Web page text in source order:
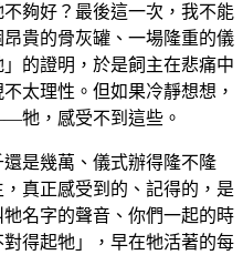
夠好？最後這一次，我不能
貴的骨灰罐、一場隆重的儀
的證明，於是飼主在悲痛中
太理性。但如果冷靜想想，
牠，感受不到這些。
是幾萬、儀式辦得隆不隆
真正感受到的、記得的，是
名字的聲音、你們一起的時
得起牠」，早在牠活著的每